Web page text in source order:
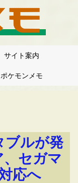
サイト案内
ポケモンメモ
ブルが発
セガマ
応へ